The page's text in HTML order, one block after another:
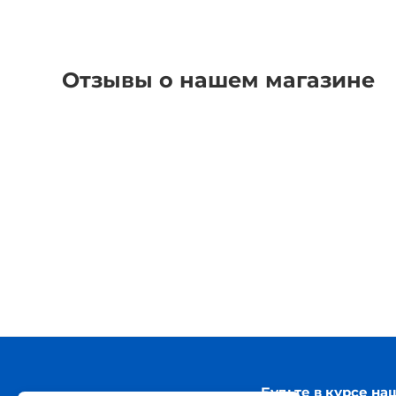
Отзывы о нашем магазине
Будьте в курсе